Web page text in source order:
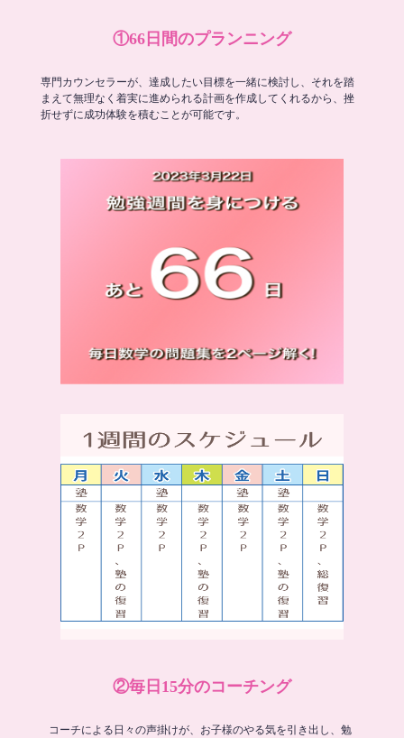
①66日間のプランニング
専門カウンセラーが、達成したい目標を一緒に検討し、それを踏
まえて無理なく着実に進められる計画を作成してくれるから、挫
折せずに成功体験を積むことが可能です。
②毎日15分のコーチング
コーチによる日々の声掛けが、お子様のやる気を引き出し、勉